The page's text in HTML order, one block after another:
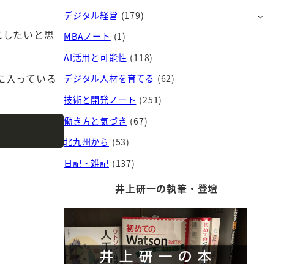
たいと思
っている
イ
ブ
デジタル経営 (179)
MBAノート (1)
AI活用と可能性 (118)
デジタル人材を育てる (62)
技術と開発ノート (251)
働き方と気づき (67)
北九州から (53)
日記・雑記 (137)
井上研一の執筆・登壇